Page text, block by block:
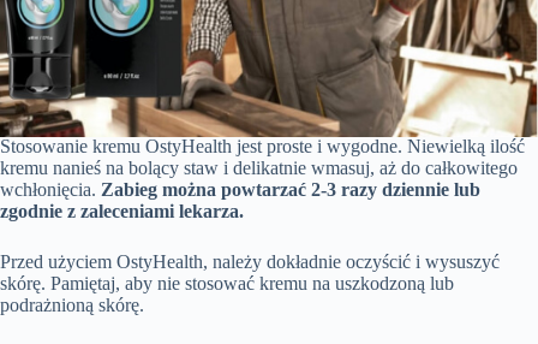
Stosowanie kremu OstyHealth jest proste i wygodne. Niewielką ilość
kremu nanieś na bolący staw i delikatnie wmasuj, aż do całkowitego
wchłonięcia. Zabieg można powtarzać 2-3 razy dziennie lub
zgodnie z zaleceniami lekarza.
Przed użyciem OstyHealth, należy dokładnie oczyścić i wysuszyć
skórę. Pamiętaj, aby nie stosować kremu na uszkodzoną lub
podrażnioną skórę.